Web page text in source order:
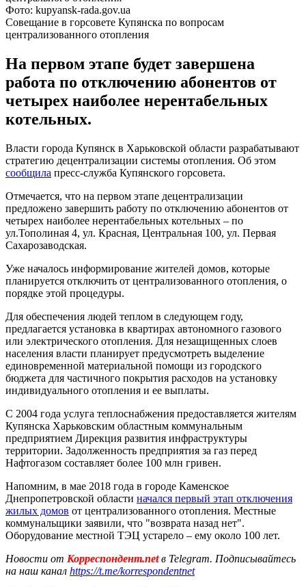
Фото: kupyansk-rada.gov.ua
Совещание в горсовете Купянска по вопросам
централизованного отопления
На первом этапе будет завершена
работа по отключению абонентов от
четырех наиболее нерентабельных
котельных.
Власти города Купянск в Харьковской области разрабатывают
стратегию децентрализации системы отопления. Об этом
сообщила пресс-служба Купянского горсовета.
Отмечается, что на первом этапе децентрализации
предложено завершить работу по отключению абонентов от
четырех наиболее нерентабельных котельных – по
ул.Тополиная 4, ул. Красная, Центральная 100, ул. Первая
Сахарозаводская.
Уже началось информирование жителей домов, которые
планируется отключить от централизованного отопления, о
порядке этой процедуры.
Для обеспечения людей теплом в следующем году,
предлагается установка в квартирах автономного газового
или электрического отопления. Для незащищенных слоев
населения власти планирует предусмотреть выделение
единовременной материальной помощи из городского
бюджета для частичного покрытия расходов на установку
индивидуального отопления и ее выплаты.
С 2004 года услуга теплоснабжения предоставляется жителям
Купянска Харьковским областным коммунальным
предприятием Дирекция развития инфраструктуры
территории. Задолженность предприятия за газ перед
Нафтогазом составляет более 100 млн гривен.
Напомним, в мае 2018 года в городе Каменское
Днепропетровской области начался первый этап отключения
жилых домов от централизованного отопления. Местные
коммунальщики заявили, что "возврата назад нет".
Оборудование местной ТЭЦ устарело – ему около 100 лет.
Новости от Корреспондент.netв Telegram. Подписывайтесь
на наш канал https://t.me/korrespondentnet